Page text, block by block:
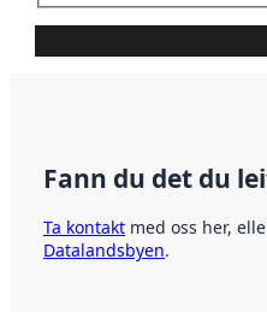
Fann du det du
Ta kontakt med oss her,
Datalandsbyen.